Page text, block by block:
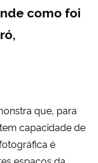
como foi
que, para
capacidade de
é